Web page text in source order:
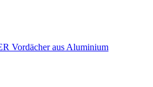
Vordächer aus Aluminium